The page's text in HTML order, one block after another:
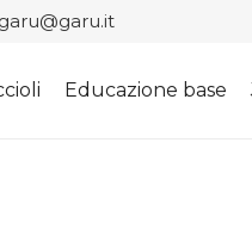
garu@garu.it
Educazione base